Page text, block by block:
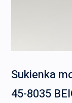
Sukienka
45-8035